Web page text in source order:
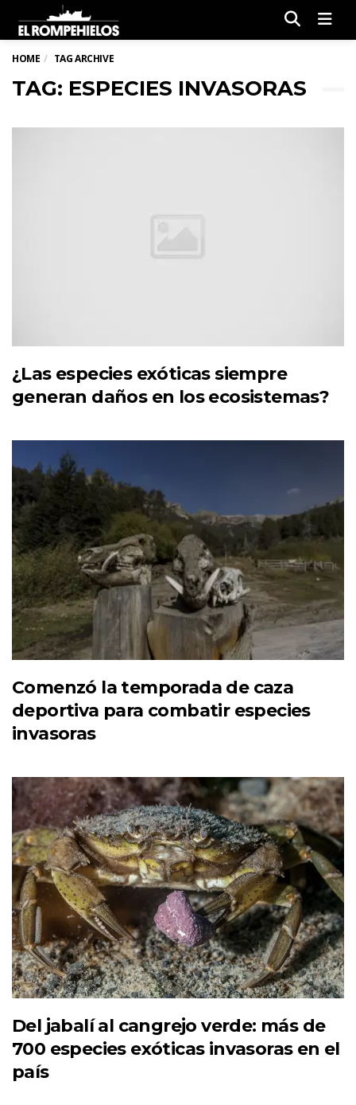
HOME TAG ARCHIVE
TAG: ESPECIES INVASORAS
¿Las especies exóticas siempre
generan daños en los ecosistemas?
Comenzó la temporada de caza
deportiva para combatir especies
invasoras
Del jabalí al cangrejo verde: más de
700 especies exóticas invasoras en el
país